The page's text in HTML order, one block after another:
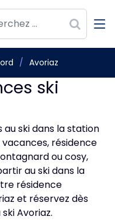
Avoriaz
ski
ski dans la station
résidence
ou cosy,
au ski dans la
résidence
et réservez dès
Avoriaz.